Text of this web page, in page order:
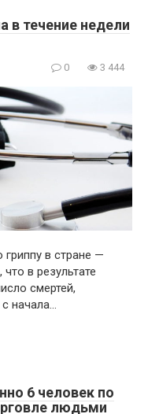
в течение недели
0 3 444
гриппу в стране —
в результате
смертей,
начала…
6 человек по
людьми